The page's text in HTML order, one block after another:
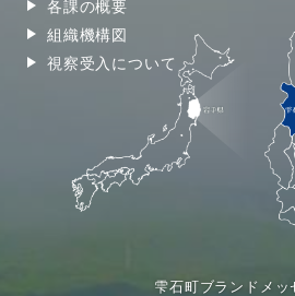
各課の概要
組織機構図
視察受入について
雫石町ブランドメッ